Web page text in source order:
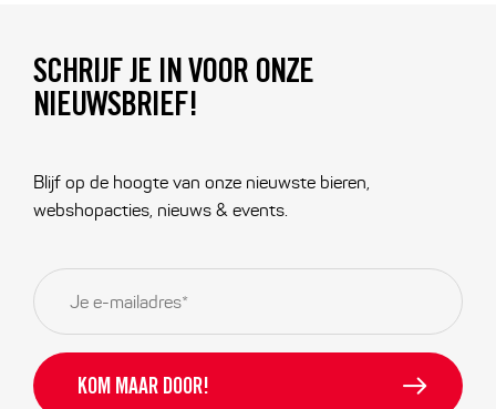
SCHRIJF JE IN VOOR ONZE
NIEUWSBRIEF!
Blijf op de hoogte van onze nieuwste bieren,
webshopacties, nieuws & events.
E-
mailadres *